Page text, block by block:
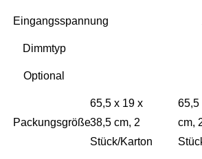
Eingangsspannung
Dimmtyp
Optional
Packungsgröße
65,5 x 19 x
38,5 cm, 2
Stück/Karton
65,5
cm,